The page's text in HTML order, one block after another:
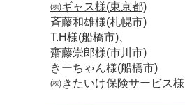
㈱ギャス様(東京都)
斉藤和雄様(札幌市)
T.H様(船橋市)、
齋藤崇郎様(市川市)
きーちゃん様(船橋市)
㈱きたいけ保険サービス